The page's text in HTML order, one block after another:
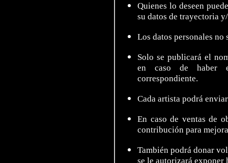
Quienes lo deseen
su datos de trayectoria
Los datos personales
Solo se publicará el
en caso de haber
correspondiente.
Cada artista podrá
En caso de ventas de
contribución para
También podrá donar
se le autorizará exponer